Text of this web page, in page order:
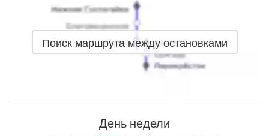
Поиск маршрута между остановками
День недели